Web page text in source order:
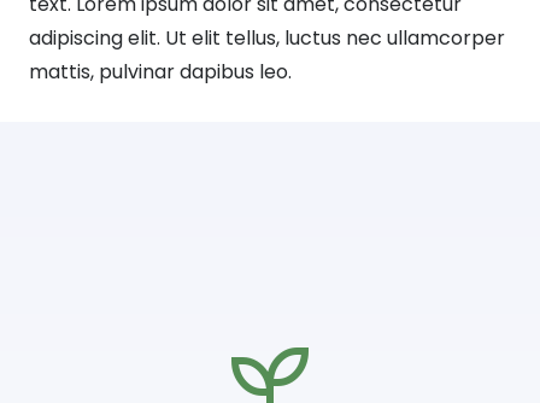
adipiscing elit. Ut elit tellus, luctus nec ullamcorper
mattis, pulvinar dapibus leo.